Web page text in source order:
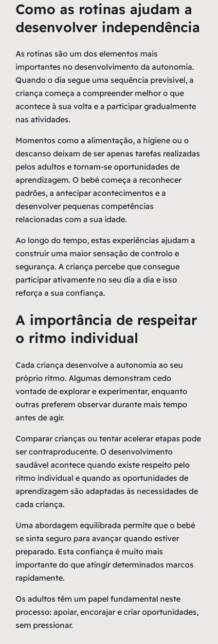
Como as rotinas ajudam a
desenvolver independência
As rotinas são um dos elementos mais
importantes no desenvolvimento da autonomia.
Quando o dia segue uma sequência previsível, a
criança começa a compreender melhor o que
acontece à sua volta e a participar gradualmente
nas atividades.
Momentos como a alimentação, a higiene ou o
descanso deixam de ser apenas tarefas realizadas
pelos adultos e tornam-se oportunidades de
aprendizagem. O bebé começa a reconhecer
padrões, a antecipar acontecimentos e a
desenvolver pequenas competências
relacionadas com a sua idade.
Ao longo do tempo, estas experiências ajudam a
construir uma maior sensação de controlo e
segurança. A criança percebe que consegue
participar ativamente no seu dia a dia e isso
reforça a sua confiança.
A importância de respeitar
o ritmo individual
Cada criança desenvolve a autonomia ao seu
próprio ritmo. Algumas demonstram cedo
vontade de explorar e experimentar, enquanto
outras preferem observar durante mais tempo
antes de agir.
Comparar crianças ou tentar acelerar etapas pode
ser contraproducente. O desenvolvimento
saudável acontece quando existe respeito pelo
ritmo individual e quando as oportunidades de
aprendizagem são adaptadas às necessidades de
cada criança.
Uma abordagem equilibrada permite que o bebé
se sinta seguro para avançar quando estiver
preparado. Esta confiança é muito mais
importante do que atingir determinados marcos
rapidamente.
Os adultos têm um papel fundamental neste
processo: apoiar, encorajar e criar oportunidades,
sem pressionar.